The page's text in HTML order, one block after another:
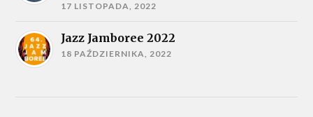
17 LISTOPADA, 2022
Jazz Jamboree 2022
18 PAŹDZIERNIKA, 2022